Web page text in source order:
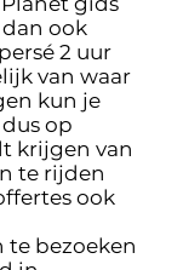
ook
2 uur
van waar
kun je
op
krijgen van
te rijden
ook
te bezoeken